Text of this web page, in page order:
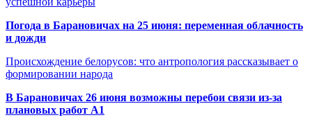
Погода в Барановичах на 25 июня: переменная облачность
и дожди
Происхождение белорусов: что антропология рассказывает о
формировании народа
В Барановичах 26 июня возможны перебои связи из-за
плановых работ A1